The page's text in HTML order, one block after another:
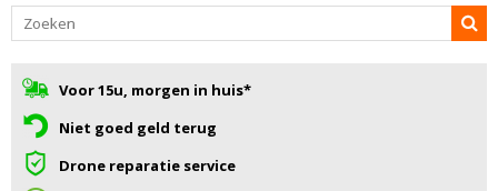
Voor 15u, morgen in huis*
Niet goed geld terug
Drone reparatie service